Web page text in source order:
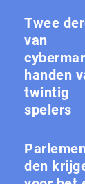
Twee
van
handen
twintig
spelers
den